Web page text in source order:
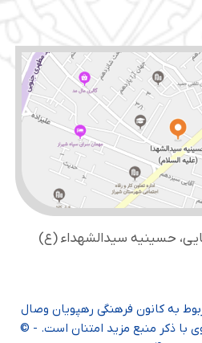
حسینیه سید‌الشهداء (ع)
به کانون فرهنگی رهپویان وصال
با ذکر منبع مزید امتنان است. - ©